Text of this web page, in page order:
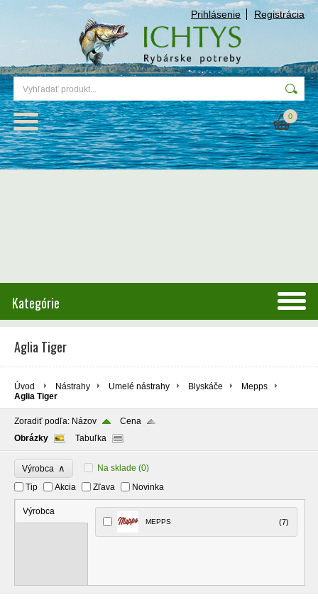
Prihlásenie Registrácia
0
Kategórie
Aglia Tiger
Úvod Nástrahy Umelé nástrahy Blyskáče
Mepps
Aglia Tiger
Zoradiť podľa: Názov
Cena
Obrázky
Tabuľka
Výrobca ∧ Na sklade (0)
Tip
Akcia Zľava Novinka
Výrobca
MEPPS (7)